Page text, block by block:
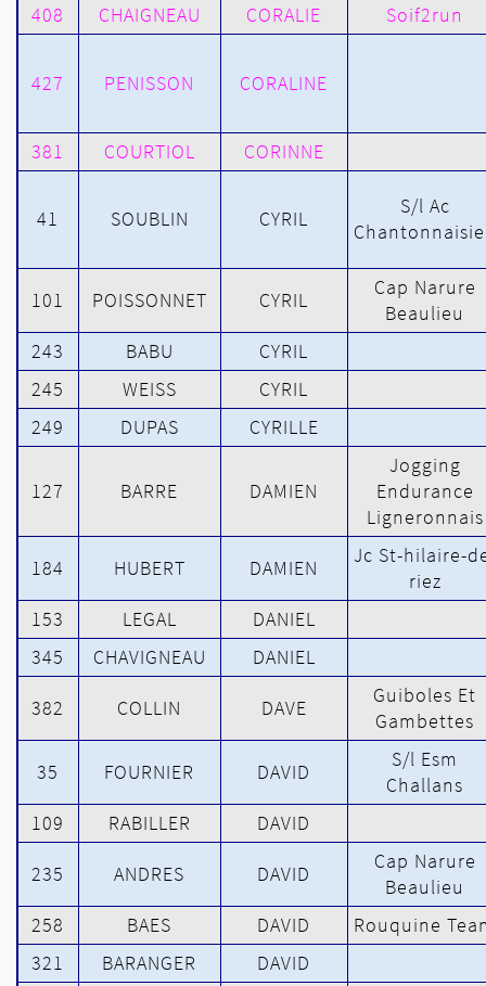
408
CHAIGNEAU CORALIE Soif2run
427 PENISSON CORALINE
381 COURTIOL CORINNE
41 SOUBLIN CYRIL
S/l Ac
101 POISSONNET CYRIL
Cap Narure
Beaulieu
243
BABU
CYRIL
245
WEISS
CYRIL
249
DUPAS CYRILLE
127 BARRE DAMIEN
Jogging
Endurance
Ligneronnais
184 HUBERT DAMIEN
Jc St-hilaire-
riez
153
LEGAL
DANIEL
345
CHAVIGNEAU DANIEL
382 COLLIN DAVE
Guiboles Et
Gambettes
35 FOURNIER DAVID
S/l Esm
Challans
109
RABILLER DAVID
235 ANDRES DAVID
Cap Narure
Beaulieu
258
BAES DAVID
Rouquine
321
BARANGER
DAVID